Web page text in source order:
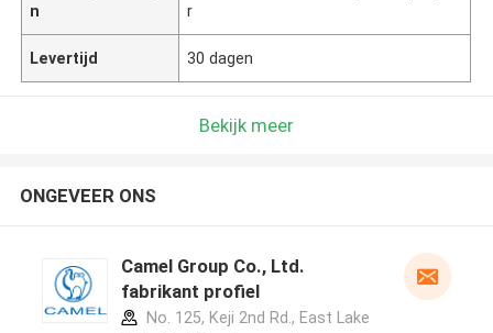
n
r
Levertijd 30 dagen
Bekijk meer
ONGEVEER ONS
Camel Group Co., Ltd.
fabrikant profiel
No. 125, Keji 2nd Rd., East Lake